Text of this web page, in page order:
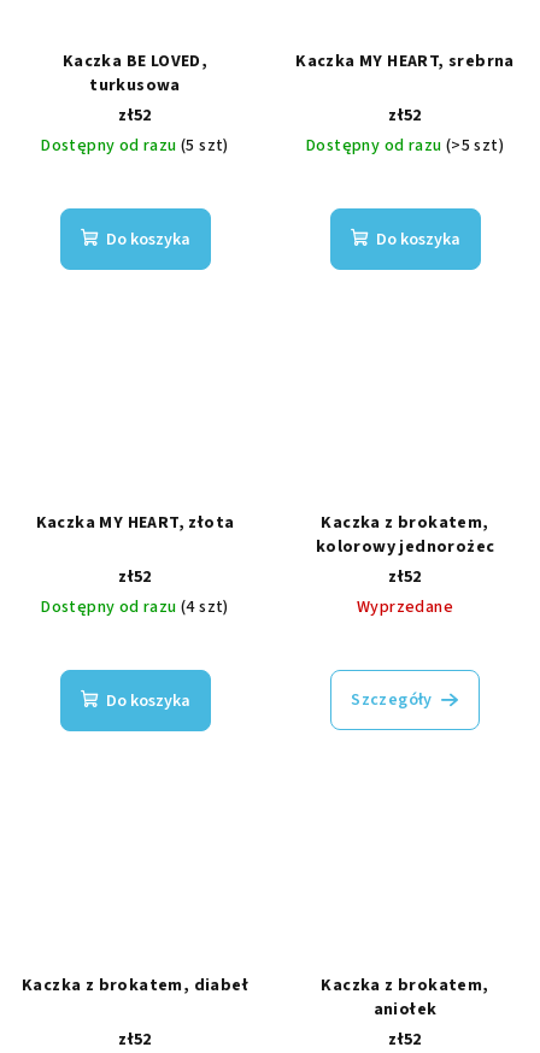
Kaczka BE LOVED,
turkusowa
zł52
Dostępny od razu (5 szt)
Do koszyka
Kaczka MY HEART, srebrna
zł52
Dostępny od razu (>5 szt)
Do koszyka
Kaczka MY HEART, złota
zł52
Dostępny od razu (4 szt)
Do koszyka
Kaczka z brokatem,
kolorowy jednorożec
zł52
Wyprzedane
Szczegóły
Kaczka z brokatem, diabeł
zł52
Kaczka z brokatem,
aniołek
zł52